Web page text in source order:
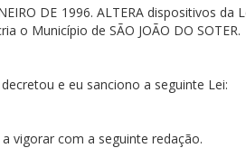
DE 1996. ALTERA dispositivos da
o Município de SÃO JOÃO DO SOTER.
e eu sanciono a seguinte Lei:
vigorar com a seguinte redação.